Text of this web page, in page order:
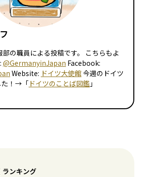
部の職員による投稿です。 こちらもよ
@GermanyinJapan Facebook:
Website: ドイツ大使館今週のドイツ
た！→「 ドイツのことば図鑑 」
ランキング